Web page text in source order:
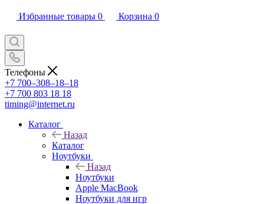
Избранные товары 0 Корзина 0
Телефоны
+7 700‒308‒18‒18
+7 700 803 18 18
timing@internet.ru
Каталог
Назад
Каталог
Ноутбуки
Назад
Ноутбуки
Apple MacBook
Ноутбуки для игр